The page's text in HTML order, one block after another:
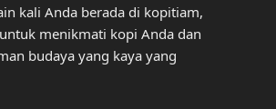
kali Anda berada di kopitiam,
menikmati kopi Anda dan
budaya yang kaya yang